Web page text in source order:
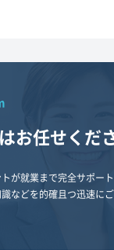
お任せくだ
が就業まで完全サポー
などを的確且つ迅速に